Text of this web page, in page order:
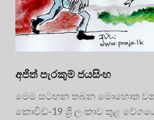
අජිත් පැරකුම් ජයසිංහ
මෙම සටහන තබන මොහොත
කොවිඩ්-19 ශ්‍රී ලංකාව තුළ